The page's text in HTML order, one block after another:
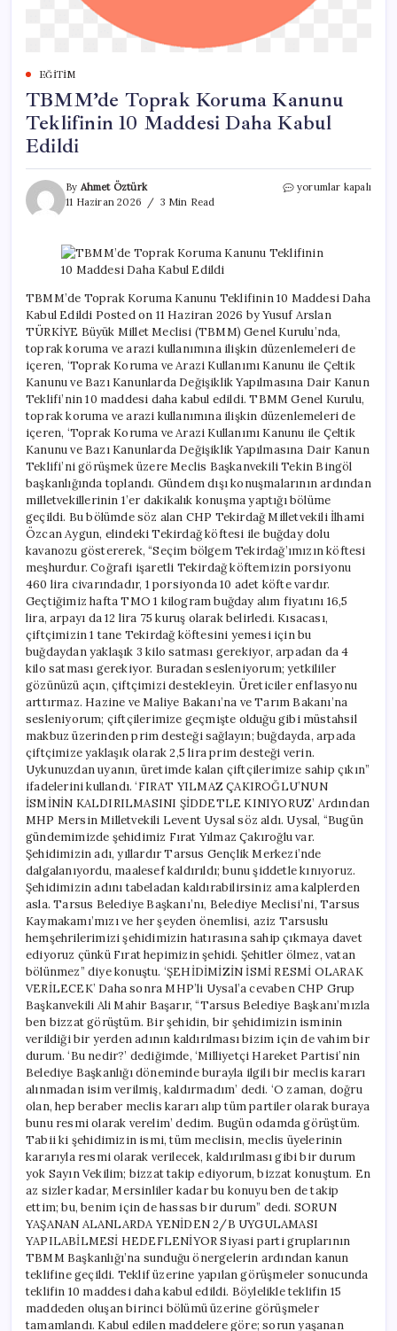
EĞITIM
TBMM’de Toprak Koruma Kanunu
Teklifinin 10 Maddesi Daha Kabul
Edildi
By Ahmet Öztürk
11 Haziran 2026
3 Min Read
TBMM’de
Teklifinin
10
Daha
Kabul
Edildi
için
yorumlar kapalı
TBMM’de Toprak Koruma Kanunu Teklifinin 10 Maddesi Daha
Kabul Edildi Posted on 11 Haziran 2026 by Yusuf Arslan
TÜRKİYE Büyük Millet Meclisi (TBMM) Genel Kurulu’nda,
toprak koruma ve arazi kullanımına ilişkin düzenlemeleri de
içeren, ‘Toprak Koruma ve Arazi Kullanımı Kanunu ile Çeltik
Kanunu ve Bazı Kanunlarda Değişiklik Yapılmasına Dair Kanun
Teklifi’nin 10 maddesi daha kabul edildi. TBMM Genel Kurulu,
toprak koruma ve arazi kullanımına ilişkin düzenlemeleri de
içeren, ‘Toprak Koruma ve Arazi Kullanımı Kanunu ile Çeltik
Kanunu ve Bazı Kanunlarda Değişiklik Yapılmasına Dair Kanun
Teklifi’ni görüşmek üzere Meclis Başkanvekili Tekin Bingöl
başkanlığında toplandı. Gündem dışı konuşmalarının ardından
milletvekillerinin 1’er dakikalık konuşma yaptığı bölüme
geçildi. Bu bölümde söz alan CHP Tekirdağ Milletvekili İlhami
Özcan Aygun, elindeki Tekirdağ köftesi ile buğday dolu
kavanozu göstererek, “Seçim bölgem Tekirdağ’ımızın köftesi
meşhurdur. Coğrafi işaretli Tekirdağ köftemizin porsiyonu
460 lira civarındadır, 1 porsiyonda 10 adet köfte vardır.
Geçtiğimiz hafta TMO 1 kilogram buğday alım fiyatını 16,5
lira, arpayı da 12 lira 75 kuruş olarak belirledi. Kısacası,
çiftçimizin 1 tane Tekirdağ köftesini yemesi için bu
buğdaydan yaklaşık 3 kilo satması gerekiyor, arpadan da 4
kilo satması gerekiyor. Buradan sesleniyorum; yetkililer
gözünüzü açın, çiftçimizi destekleyin. Üreticiler enflasyonu
arttırmaz. Hazine ve Maliye Bakanı’na ve Tarım Bakanı’na
sesleniyorum; çiftçilerimize geçmişte olduğu gibi müstahsil
makbuz üzerinden prim desteği sağlayın; buğdayda, arpada
çiftçimize yaklaşık olarak 2,5 lira prim desteği verin.
Uykunuzdan uyanın, üretimde kalan çiftçilerimize sahip çıkın”
ifadelerini kullandı. ‘FIRAT YILMAZ ÇAKIROĞLU’NUN
İSMİNİN KALDIRILMASINI ŞİDDETLE KINIYORUZ’ Ardından
MHP Mersin Milletvekili Levent Uysal söz aldı. Uysal, “Bugün
gündemimizde şehidimiz Fırat Yılmaz Çakıroğlu var.
Şehidimizin adı, yıllardır Tarsus Gençlik Merkezi’nde
dalgalanıyordu, maalesef kaldırıldı; bunu şiddetle kınıyoruz.
Şehidimizin adını tabeladan kaldırabilirsiniz ama kalplerden
asla. Tarsus Belediye Başkanı’nı, Belediye Meclisi’ni, Tarsus
Kaymakamı’mızı ve her şeyden önemlisi, aziz Tarsuslu
hemşehrilerimizi şehidimizin hatırasına sahip çıkmaya davet
ediyoruz çünkü Fırat hepimizin şehidi. Şehitler ölmez, vatan
bölünmez” diye konuştu. ‘ŞEHİDİMİZİN İSMİ RESMİ OLARAK
VERİLECEK’ Daha sonra MHP’li Uysal’a cevaben CHP Grup
Başkanvekili Ali Mahir Başarır, “Tarsus Belediye Başkanı’mızla
ben bizzat görüştüm. Bir şehidin, bir şehidimizin isminin
verildiği bir yerden adının kaldırılması bizim için de vahim bir
durum. ‘Bu nedir?’ dediğimde, ‘Milliyetçi Hareket Partisi’nin
Belediye Başkanlığı döneminde burayla ilgili bir meclis kararı
alınmadan isim verilmiş, kaldırmadım’ dedi. ‘O zaman, doğru
olan, hep beraber meclis kararı alıp tüm partiler olarak buraya
bunu resmi olarak verelim’ dedim. Bugün odamda görüştüm.
Tabii ki şehidimizin ismi, tüm meclisin, meclis üyelerinin
kararıyla resmi olarak verilecek, kaldırılması gibi bir durum
yok Sayın Vekilim; bizzat takip ediyorum, bizzat konuştum. En
az sizler kadar, Mersinliler kadar bu konuyu ben de takip
ettim; bu, benim için de hassas bir durum” dedi. SORUN
YAŞANAN ALANLARDA YENİDEN 2/B UYGULAMASI
YAPILABİLMESİ HEDEFLENİYOR Siyasi parti gruplarının
TBMM Başkanlığı’na sunduğu önergelerin ardından kanun
teklifine geçildi. Teklif üzerine yapılan görüşmeler sonucunda
teklifin 10 maddesi daha kabul edildi. Böylelikle teklifin 15
maddeden oluşan birinci bölümü üzerine görüşmeler
tamamlandı. Kabul edilen maddelere göre; sorun yaşanan